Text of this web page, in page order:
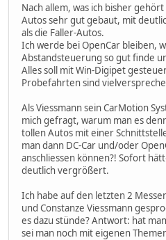
Nach allem, was ich bisher
Autos sehr gut gebaut, mit
als die Faller-Autos.
Ich werde bei OpenCar bleiben,
Abstandsteuerung so gut finde
Alles soll mit Win-Digipet
Probefahrten sind
Als Viessmann sein CarMotion
mich gefragt, warum man es
tollen Autos mit einer
man dann DC-Car und/oder
anschliessen können?! Sofort
deutlich vergrößert.
Ich habe auf den letzten 2
und Constanze Viessmann
es dazu stünde? Antwort: hat
sei man noch mit eigenen